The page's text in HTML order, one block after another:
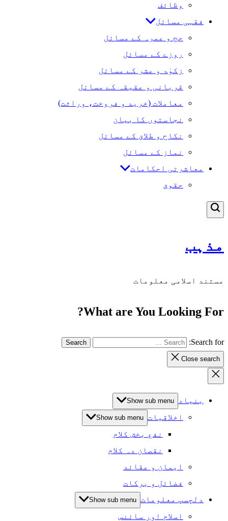
وظائف
فقہی مسائل
حج و عمرہ کے مسائل
روزے کے مسائل
زکوٰۃ و عشر کے مسائل
قربانی و عقیقہ کے مسائل
معاملات (خرید و فروخت، وراثت)
نجاستوں کا بیان
نکاح و طلاق کے مسائل
نماز کے مسائل
معاشرتی احکامات
حقوق
مذہب
مستند اسلامی معلومات
What are You Looking For?
Search for:
Close search
بنیاد Show sub menu
اخلاقیات Show sub menu
نفع بخش کلام
نقصان دہ کلام
ایمان و عقائد
فضائل و برکات
دلچسپ معلومات Show sub menu
اسلام اور سائنس